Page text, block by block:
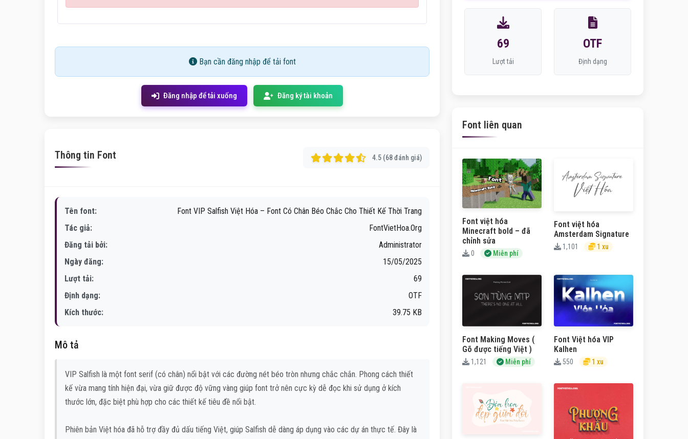
Bạn cần đăng nhập để tải font
Đăng nhập để tải xuống Đăng ký tài khoản
Thông tin Font 4.5 (68 đánh giá)
Tên font:
Font VIP Salfish Việt Hóa – Font Có Chân Béo Chắc Cho Thiết Kế Thời Trang
Tác giả:
FontVietHoa.Org
Đăng tải bởi:
Administrator
Ngày đăng:
15/05/2025
Lượt tải:
69
Định dạng:
OTF
Kích thước:
39.75 KB
Mô tả
VIP Salfish là một font serif (có chân) nổi bật với các đường nét béo tròn nhưng chắc chắn. Phong cách thiết
kế vừa mang tính hiện đại, vừa giữ được độ vững vàng giúp font trở nên cực kỳ dễ đọc khi sử dụng ở kích
thước lớn, đặc biệt phù hợp cho các thiết kế tiêu đề nổi bật.
Phiên bản Việt hóa đã hỗ trợ đầy đủ dấu tiếng Việt, giúp Salfish dễ dàng áp dụng vào các dự án thực tế. Đây là
69
Lượt tải
OTF
Định dạng
Font liên quan
Font việt hóa
Minecraft bold – đã
chỉnh sửa
0 Miễn phí
Font việt hóa
Amsterdam Signature
1,101 1 xu
Font Making Moves (
Gõ được tiếng Việt )
1,121 Miễn phí
Font Việt hóa VIP
Kalhen
550 1 xu